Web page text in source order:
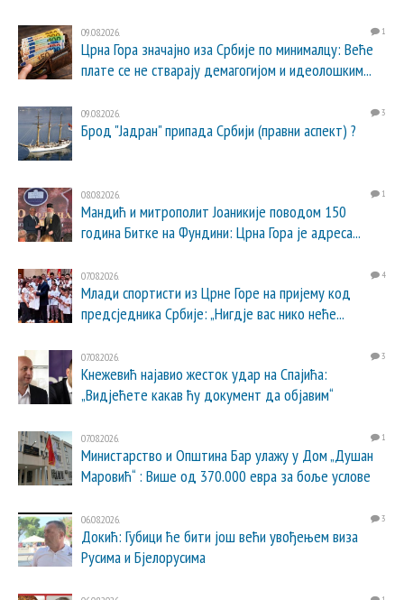
09.08.2026. 1
Црна Гора значајно иза Србије по минималцу: Веће
плате се не стварају демагогијом и идеолошким...
09.08.2026. 3
Брод "Јадран" припада Србији (правни аспект) ?
08.08.2026. 1
Мандић и митрополит Јоаникије поводом 150
година Битке на Фундини: Црна Гора је адреса...
07.08.2026. 4
Млади спортисти из Црне Горе на пријему код
предсједника Србије: „Нигдје вас нико неће...
07.08.2026. 3
Кнежевић најавио жесток удар на Спајића:
„Видјећете какав ћу документ да објавим“
07.08.2026. 1
Министарство и Општина Бар улажу у Дом „Душан
Маровић“ : Више од 370.000 евра за боље услове
06.08.2026. 3
Докић: Губици ће бити још већи увођењем виза
Русима и Бјелорусима